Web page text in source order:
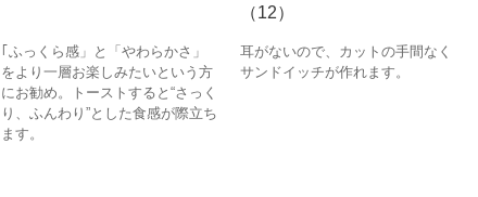
｢ふっくら感」と「やわらかさ」
をより一層お楽しみたいという方
にお勧め。トーストすると“さっく
り、ふんわり”とした食感が際立ち
ます。
（12）
耳がないので、カットの手間なく
サンドイッチが作れます。